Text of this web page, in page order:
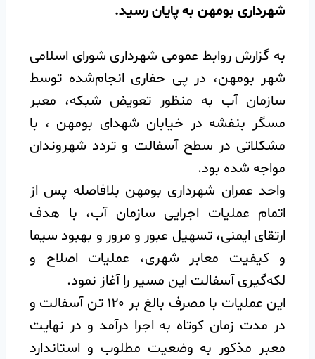
شهرداری بومهن به پایان رسید.
به گزارش روابط عمومی شهرداری شورای اسلامی
شهر بومهن، در پی حفاری انجام‌شده توسط
سازمان آب به منظور تعویض شبکه، معبر
مسگر بنفشه در خیابان شهدای بومهن ، با
مشکلاتی در سطح آسفالت و تردد شهروندان
مواجه شده بود.
واحد عمران شهرداری بومهن بلافاصله پس از
اتمام عملیات اجرایی سازمان آب، با هدف
ارتقای ایمنی، تسهیل عبور و مرور و بهبود سیما
و کیفیت معابر شهری، عملیات اصلاح و
لکه‌گیری آسفالت این مسیر را آغاز نمود.
این عملیات با مصرف بالغ بر ۱۲۰ تن آسفالت و
در مدت زمان کوتاه به اجرا درآمد و در نهایت
معبر مذکور به وضعیت مطلوب و استاندارد